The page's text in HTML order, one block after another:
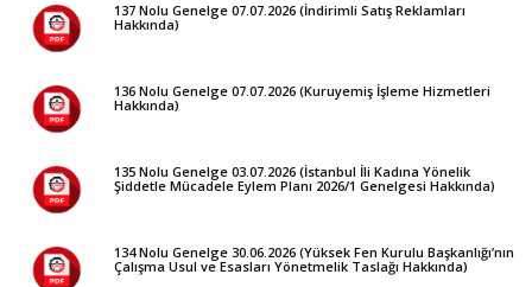
137 Nolu Genelge 07.07.2026 (İndirimli Satış Reklamları
Hakkında)
136 Nolu Genelge 07.07.2026 (Kuruyemiş İşleme Hizmetleri
Hakkında)
135 Nolu Genelge 03.07.2026 (İstanbul İli Kadına Yönelik
Şiddetle Mücadele Eylem Planı 2026/1 Genelgesi Hakkında)
134 Nolu Genelge 30.06.2026 (Yüksek Fen Kurulu Başkanlığı’nın
Çalışma Usul ve Esasları Yönetmelik Taslağı Hakkında)